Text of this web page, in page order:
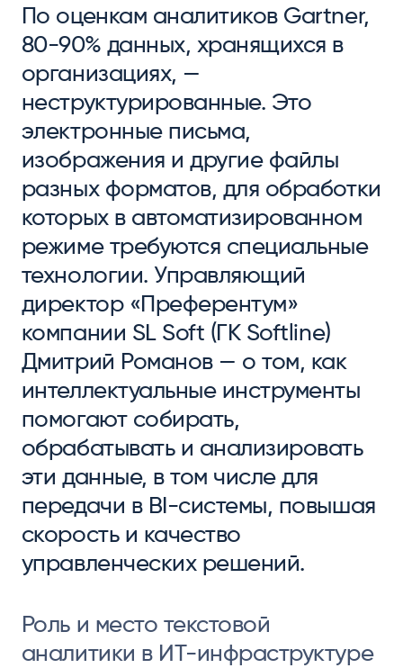
По оценкам аналитиков Gartner,
80-90% данных, хранящихся в
организациях, —
неструктурированные. Это
электронные письма,
изображения и другие файлы
разных форматов, для обработки
которых в автоматизированном
режиме требуются специальные
технологии. Управляющий
директор «Преферентум»
компании SL Soft (ГК Softline)
Дмитрий Романов — о том, как
интеллектуальные инструменты
помогают собирать,
обрабатывать и анализировать
эти данные, в том числе для
передачи в BI-системы, повышая
скорость и качество
управленческих решений.
Роль и место текстовой
аналитики в ИТ-инфраструктуре